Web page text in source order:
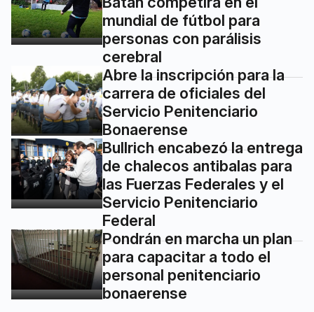
mundial de fútbol para
personas con parálisis
cerebral
Abre la inscripción para la
carrera de oficiales del
Servicio Penitenciario
Bonaerense
Bullrich encabezó la entrega
de chalecos antibalas para
las Fuerzas Federales y el
Servicio Penitenciario
Federal
Pondrán en marcha un plan
para capacitar a todo el
personal penitenciario
bonaerense